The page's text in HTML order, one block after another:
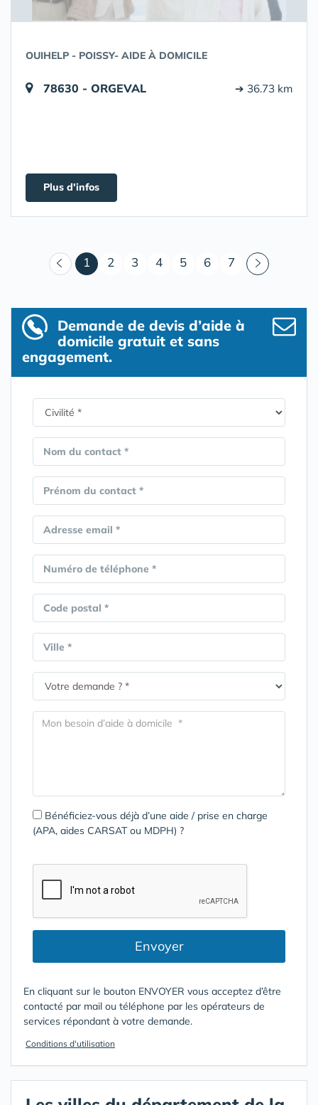
OUIHELP - POISSY- AIDE À DOMICILE
78630 - ORGEVAL ➔ 36.73 km
Plus d'infos
1 (courant)
2 3 4 5 6 7
Demande de devis d’aide à
domicile gratuit et sans
engagement.
Nom du contact *
Prénom du contact *
Adresse email *
Numéro de téléphone *
Code postal *
Ville *
Bénéficiez-vous déjà d’une aide / prise en charge
(APA, aides CARSAT ou MDPH) ?
Envoyer
En cliquant sur le bouton ENVOYER vous acceptez d’être
contacté par mail ou téléphone par les opérateurs de
services répondant à votre demande.
Conditions d'utilisation